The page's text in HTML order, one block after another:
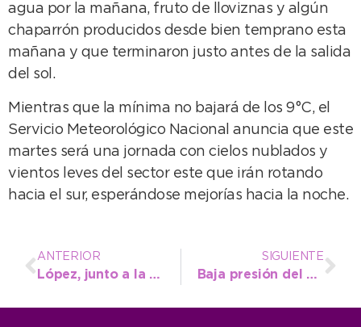
agua por la mañana, fruto de lloviznas y algún
chaparrón producidos desde bien temprano esta
mañana y que terminaron justo antes de la salida
del sol.
Mientras que la mínima no bajará de los 9°C, el
Servicio Meteorológico Nacional anuncia que este
martes será una jornada con cielos nublados y
vientos leves del sector este que irán rotando
hacia el sur, esperándose mejorías hacia la noche.
ANTERIOR
López, junto a la comunidad vasca en el homenaje a San Ignacio de Loyola
SIGUIENTE
Baja presión del agua por cortes energéticos programados